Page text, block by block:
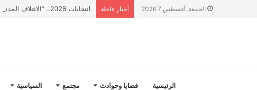
الجمعة, أغسطس 7 2026 أخبار عاجلة انتخابات 2026.. “الائتلاف المدني من أجل الجبل” يرفع عشرة مطالب أمام الأحزاب لإنصاف المناطق الجبلية
الرئيسية قضايا وحوادث مجتمع السياسية